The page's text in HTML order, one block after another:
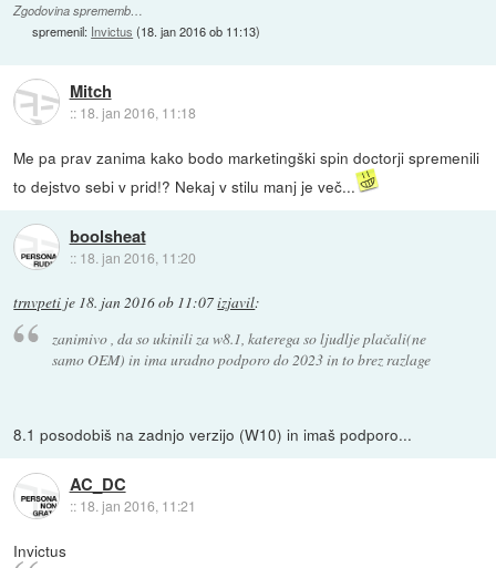
Zgodovina sprememb…
spremenil: Invictus (18. jan 2016 ob 11:13)
Mitch
:: 18. jan 2016, 11:18
Me pa prav zanima kako bodo marketingški spin doctorji spremenili
to dejstvo sebi v prid!? Nekaj v stilu manj je več...
boolsheat
:: 18. jan 2016, 11:20
trnvpeti je 18. jan 2016 ob 11:07izjavil:
zanimivo , da so ukinili za w8.1, katerega so ljudlje plačali(ne
samo OEM) in ima uradno podporo do 2023 in to brez razlage
8.1 posodobiš na zadnjo verzijo (W10) in imaš podporo...
AC_DC
:: 18. jan 2016, 11:21
Invictus